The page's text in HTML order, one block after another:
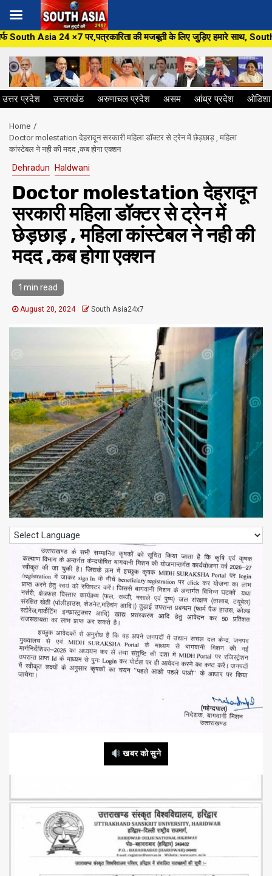
Skip
to
content
×7 पर,पत्रकारिता की मजबूती के लिए जुड़िए हमारे साथ, South Asia
उत्तर प्रदेश उत्तराखंड अरुणाचल प्रदेश असम आंध्र प्रदेश ओडिशा
Home
Doctor molestation देहरादून सरकारी महिला डॉक्टर से ट्रेन में छेड़छाड़ , महिला
कांस्टेबल ने नही की मदद ,कब होगा एक्शन
Dehradun Haldwani
Doctor molestation देहरादून
सरकारी महिला डॉक्टर से ट्रेन में
छेड़छाड़ , महिला कांस्टेबल ने नही की
मदद ,कब होगा एक्शन
1 min read
August 20, 2024 South Asia24x7
खबर को सुने